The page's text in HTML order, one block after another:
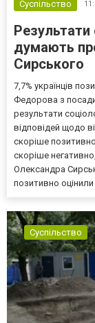
Суспільство
Результати
думають
Сирського
7,7% українців
Федорова з
результати
відповідей щодо
скоріше
скоріше
Олександра
позитивно
Суспільство